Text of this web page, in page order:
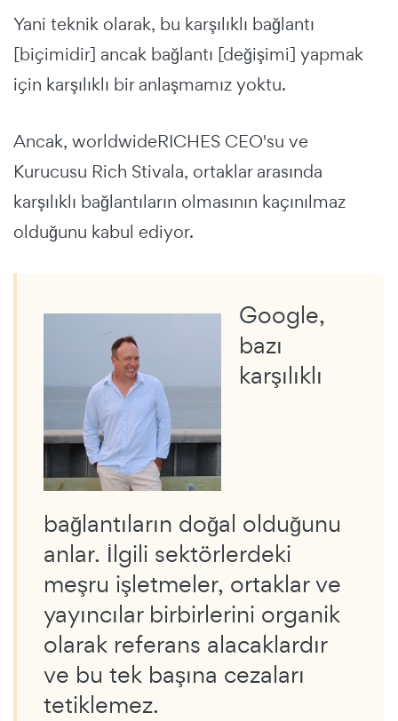
Yani teknik olarak, bu karşılıklı bağlantı
[biçimidir] ancak bağlantı [değişimi] yapmak
için karşılıklı bir anlaşmamız yoktu.
Ancak, worldwideRICHES CEO'su ve
Kurucusu Rich Stivala, ortaklar arasında
karşılıklı bağlantıların olmasının kaçınılmaz
olduğunu kabul ediyor.
Google,
bazı
karşılıklı
bağlantıların doğal olduğunu
anlar. İlgili sektörlerdeki
meşru işletmeler, ortaklar ve
yayıncılar birbirlerini organik
olarak referans alacaklardır
ve bu tek başına cezaları
tetiklemez.